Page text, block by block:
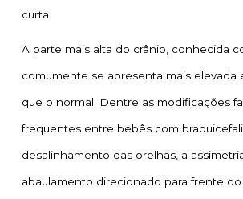
curta.
A parte mais alta do crânio, conhecida
comumente se apresenta mais elevada
que o normal. Dentre as modificações
frequentes entre bebês com
desalinhamento das orelhas, a
abaulamento direcionado para frente do